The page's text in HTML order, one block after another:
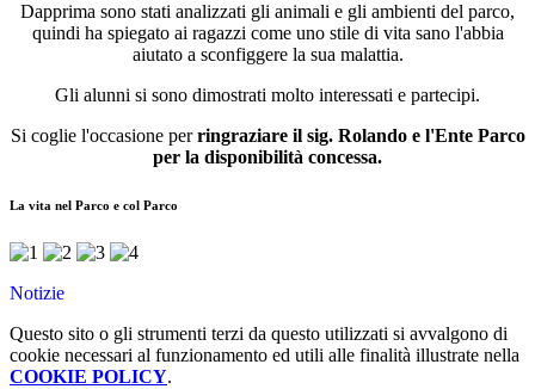
Dapprima sono stati analizzati gli animali e gli ambienti del parco,
quindi ha spiegato ai ragazzi come uno stile di vita sano l'abbia
aiutato a sconfiggere la sua malattia.
Gli alunni si sono dimostrati molto interessati e partecipi.
Si coglie l'occasione perringraziare il sig. Rolando e l'Ente Parco
per la disponibilità concessa.
La vita nel Parco e col Parco
Notizie
Questo sito o gli strumenti terzi da questo utilizzati si avvalgono di
cookie necessari al funzionamento ed utili alle finalità illustrate nella
COOKIE POLICY.